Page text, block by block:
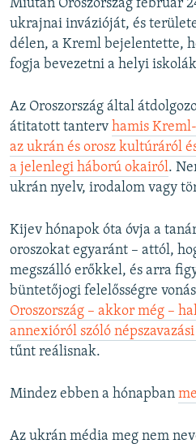
Miután Oroszország február
ukrajnai invázióját, és
délen, a Kreml bejelentette,
fogja bevezetni a helyi
Az Oroszország által
átitatott tanterv hamis
az ukrán és orosz kultúráról
a jelenlegi háború okairól.
ukrán nyelv, irodalom vagy
Kijev hónapok óta óvja a
oroszokat egyaránt – attól,
megszálló erőkkel, és arra
büntetőjogi felelősségre
Oroszország – akkor még –
annexióról szóló
tűnt reálisnak.
Mindez ebben a hónapban
Az ukrán média meg nem